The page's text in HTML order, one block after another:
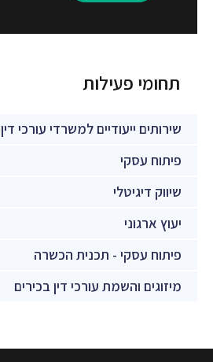
תחומי פעילות
שירותים ייעודיים למשרדי עורכי דין
פיתוח עסקי
שיווק דיגיטלי
יעוץ ארגוני
פיתוח עסקי - תכנית הכשרה
מיזוגים והשמת עורכי דין בכירים